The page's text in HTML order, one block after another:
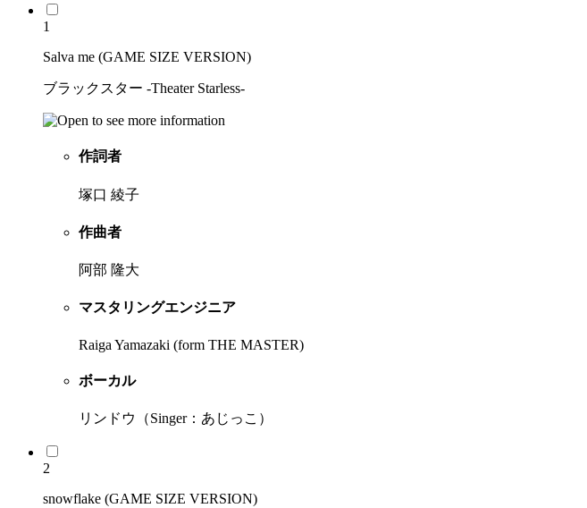
1
Salva me (GAME SIZE VERSION)
ブラックスター -Theater Starless-
作詞者
塚口 綾子
作曲者
阿部 隆大
マスタリングエンジニア
Raiga Yamazaki (form THE MASTER)
ボーカル
リンドウ（Singer：あじっこ）
2
snowflake (GAME SIZE VERSION)